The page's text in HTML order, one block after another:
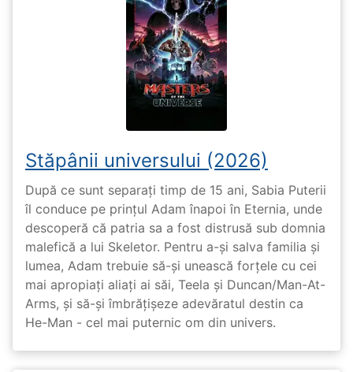
Stăpânii universului (2026)
După ce sunt separați timp de 15 ani, Sabia Puterii
îl conduce pe prințul Adam înapoi în Eternia, unde
descoperă că patria sa a fost distrusă sub domnia
malefică a lui Skeletor. Pentru a-și salva familia și
lumea, Adam trebuie să-și unească forțele cu cei
mai apropiați aliați ai săi, Teela și Duncan/Man-At-
Arms, și să-și îmbrățișeze adevăratul destin ca
He-Man - cel mai puternic om din univers.